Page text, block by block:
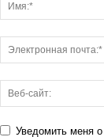
Уведомить меня